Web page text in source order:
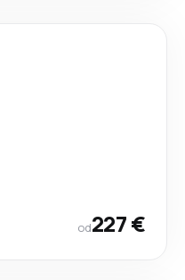
od227 €